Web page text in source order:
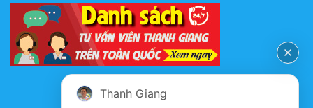
Thanh Giang